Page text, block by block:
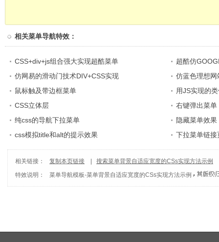
相关菜单导航特效 ：
CSS+div+js组合强大实现超酷菜单
超酷仿
仿网易的滑动门技术DIV+CSS实现
仿蓝色理想
鼠标触及带边框菜单
用JS实现的
CSS立体层
右键弹出菜单
纯css的导航下拉菜单
隐藏菜单效果
css模拟title和alt的提示效果
下拉菜单链
相关链接： 复制本页链接
搜索菜单背景自适应宽度的CSs实现方法示例
特效说明：
菜单导航模板-菜单背景自适应宽度的CSs实现方法示例